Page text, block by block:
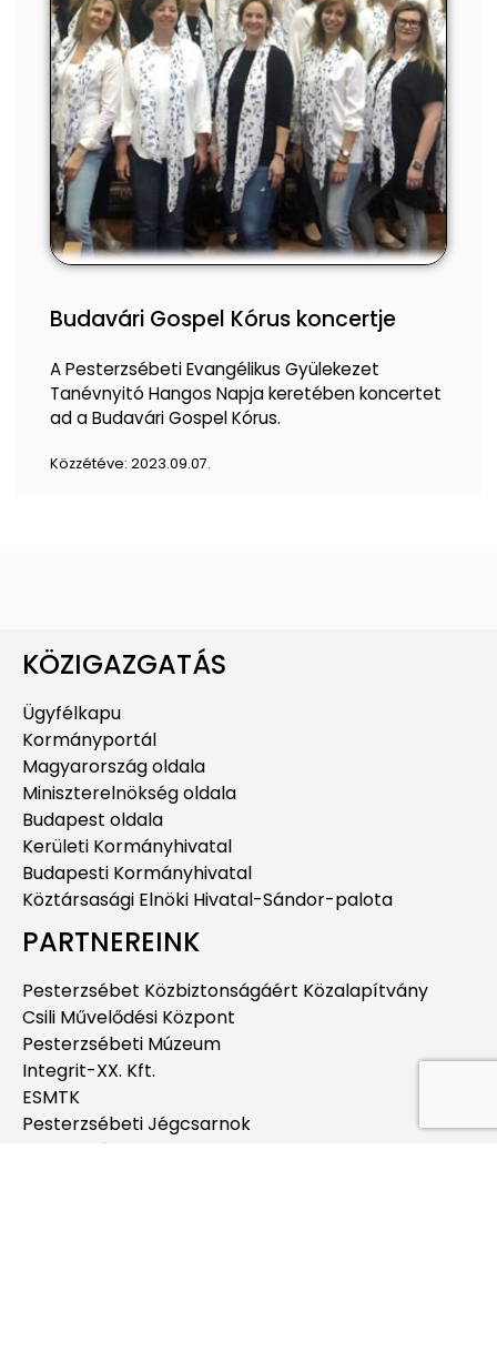
Budavári Gospel Kórus koncertje
A Pesterzsébeti Evangélikus Gyülekezet
Tanévnyitó Hangos Napja keretében koncertet
ad a Budavári Gospel Kórus.
Közzétéve: 2023.09.07.
KÖZIGAZGATÁS
Ügyfélkapu
Kormányportál
Magyarország oldala
Miniszterelnökség oldala
Budapest oldala
Kerületi Kormányhivatal
Budapesti Kormányhivatal
Köztársasági Elnöki Hivatal-Sándor-palota
PARTNEREINK
Pesterzsébet Közbiztonságáért Közalapítvány
Csili Művelődési Központ
Pesterzsébeti Múzeum
Integrit-XX. Kft.
ESMTK
Pesterzsébeti Jégcsarnok
Pesterzsébeti Uszoda